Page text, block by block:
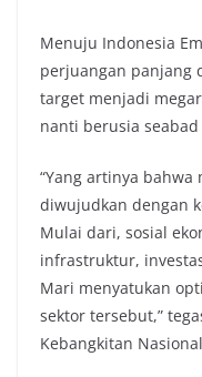
Menuju Indonesia
perjuangan panjang
target menjadi
nanti berusia
“Yang artinya
diwujudkan dengan
Mulai dari, sosial
infrastruktur,
Mari menyatukan
sektor tersebut,”
Kebangkitan